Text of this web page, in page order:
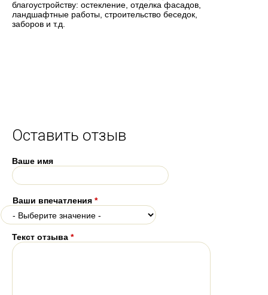
благоустройству: остекление, отделка фасадов,
ландшафтные работы, строительство беседок,
заборов и т.д.
Оставить отзыв
Ваше имя
Ваши впечатления *
Текст отзыва *